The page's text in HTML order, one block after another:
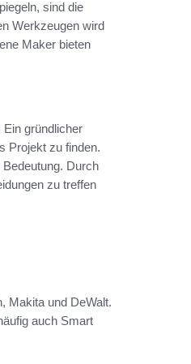
sind die
Werkzeugen wird
Maker bieten
Ein gründlicher
Projekt zu finden.
Durch
zu treffen
Makita und DeWalt.
auch Smart